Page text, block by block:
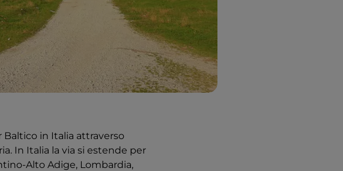
Baltico in Italia attraverso
In Italia la via si estende per
Alto Adige, Lombardia,